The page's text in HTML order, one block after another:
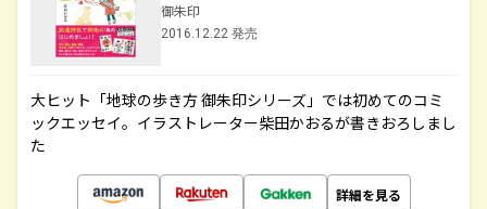
御朱印
2016.12.22 発売
大ヒット「地球の歩き方 御朱印シリーズ」では初めてのコミ
ックエッセイ。イラストレーター柴田かおるが書きおろしまし
た
詳細を見る